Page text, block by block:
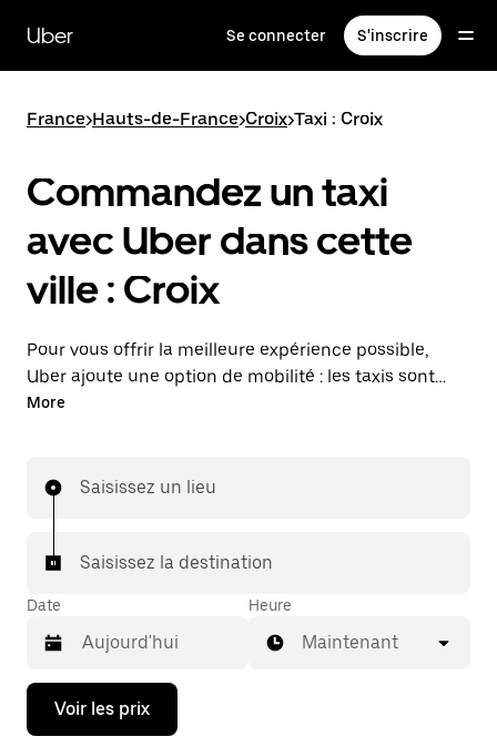
contenu
principal
Uber Se connecter S'inscrire
France>Hauts-de-France>Croix>Taxi : Croix
Commandez un taxi
avec Uber dans cette
ville : Croix
Pour vous offrir la meilleure expérience possible,
Uber ajoute une option de mobilité : les taxis sont
maintenant disponibles dans l'application. Uber Taxi :
More
Saisissez un lieu
Saisissez la destination
Date
Appuyez
la
Heure
Maintenant
Voir les prix